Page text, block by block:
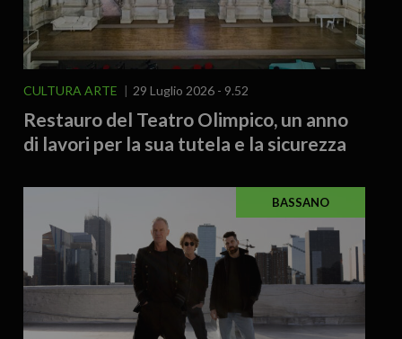
CULTURA ARTE 29 Luglio 2026 - 9.52
Restauro del Teatro Olimpico, un anno
di lavori per la sua tutela e la sicurezza
BASSANO